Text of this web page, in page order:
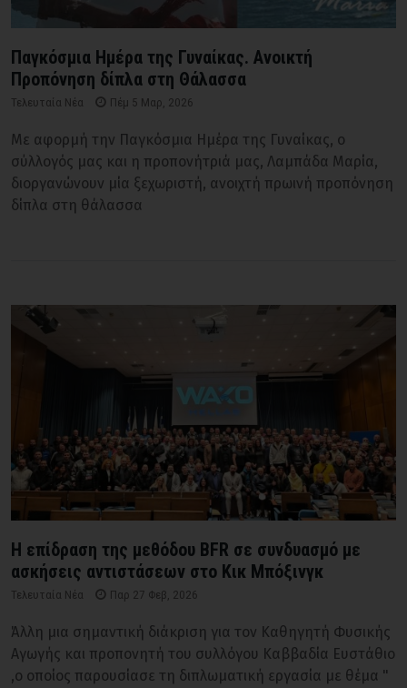
Παγκόσμια Ημέρα της Γυναίκας. Ανοικτή
Προπόνηση δίπλα στη Θάλασσα
Τελευταία Νέα Πέμ 5 Μαρ, 2026
Με αφορμή την Παγκόσμια Ημέρα της Γυναίκας, ο
σύλλογός μας και η προπονήτριά μας, Λαμπάδα Μαρία,
διοργανώνουν μία ξεχωριστή, ανοιχτή πρωινή προπόνηση
δίπλα στη θάλασσα
Η επίδραση της μεθόδου BFR σε συνδυασμό με
ασκήσεις αντιστάσεων στο Κικ Μπόξινγκ
Τελευταία Νέα Παρ 27 Φεβ, 2026
Άλλη μια σημαντική διάκριση για τον Καθηγητή Φυσικής
Αγωγής και προπονητή του συλλόγου Καββαδία Ευστάθιο
,ο οποίος παρουσίασε τη διπλωματική εργασία με θέμα "